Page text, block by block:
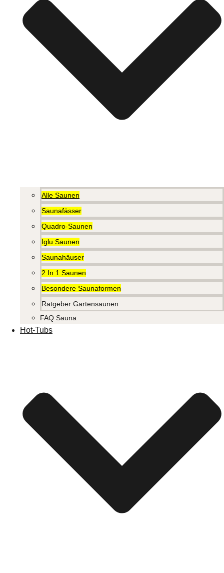
Alle Saunen
Saunafässer
Quadro-Saunen
Iglu Saunen
Saunahäuser
2 In 1 Saunen
Besondere Saunaformen
Ratgeber Gartensaunen
FAQ Sauna
Hot-Tubs